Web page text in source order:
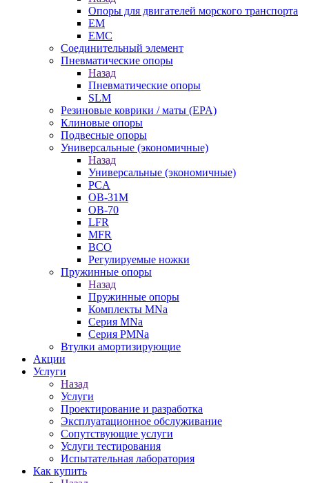
Опоры для двигателей морского транспорта
EM
EMC
Cоединительный элемент
Пневматические опоры
Назад
Пневматические опоры
SLM
Резиновые коврики / маты (EPA)
Клиновые опоры
Подвесные опоры
Универсальные (экономичные)
Назад
Универсальные (экономичные)
PCA
ОВ-31М
OB-70
LFR
MFR
ВСО
Регулируемые ножки
Пружинные опоры
Назад
Пружинные опоры
Комплекты MNa
Серия MNa
Серия PMNa
Втулки амортизирующие
Акции
Услуги
Назад
Услуги
Проектирование и разработка
Эксплуатационное обслуживание
Сопутствующие услуги
Услуги тестирования
Испытательная лаборатория
Как купить